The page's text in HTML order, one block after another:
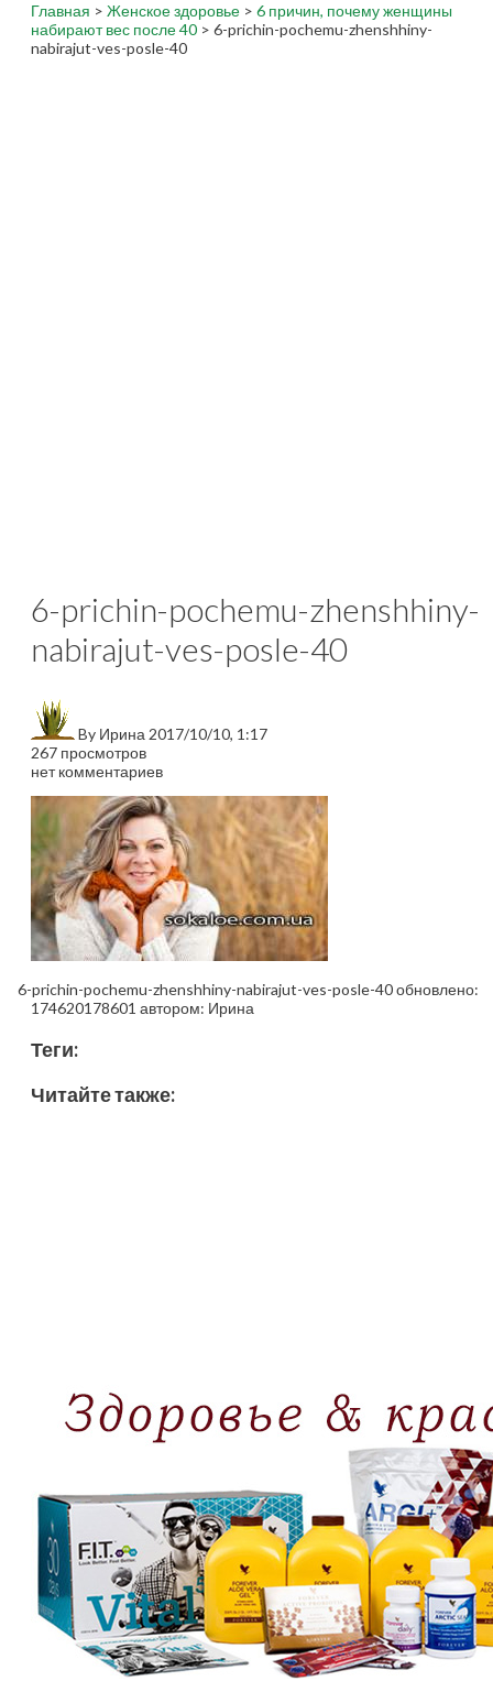
Главная > Женское здоровье > 6 причин, почему женщины
набирают вес после 40 > 6-prichin-pochemu-zhenshhiny-
nabirajut-ves-posle-40
6-prichin-pochemu-zhenshhiny-
nabirajut-ves-posle-40
By Ирина 2017/10/10, 1:17
267 просмотров
нет комментариев
6-prichin-pochemu-zhenshhiny-nabirajut-ves-posle-40обновлено:
174620178601 автором: Ирина
Теги:
Читайте также: